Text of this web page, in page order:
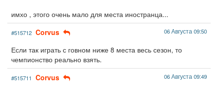
имхо , этого очень мало для места иностранца...
#515712 Corvus 06 Августа 09:50
Если так играть с говном ниже 8 места весь сезон, то
чемпионство реально взять.
#515711 Corvus 06 Августа 09:49